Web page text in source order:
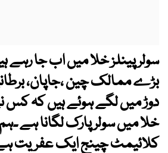
سولر پینلز خلا میں اب جا رہے
بڑے ممالک چین ،جاپان،
دوڑ میں لگے ہوئے ہیں کہ
خلا میں سولر پارک لگانا ہے
کلائیمٹ چینج ایک عفریت